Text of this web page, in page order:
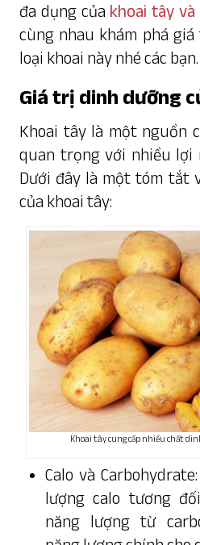
đa dụng của khoai tây và
cùng nhau khám phá
loại khoai này nhé các bạn.
Giá trị dinh dưỡng
Khoai tâylà một nguồn
quan trọng với nhiều lợi
Dưới đây là một tóm tắt
của khoai tây:
Khoai tây cung cấp nhiều chất
Calo và
lượng calo tương
năng lượng từ